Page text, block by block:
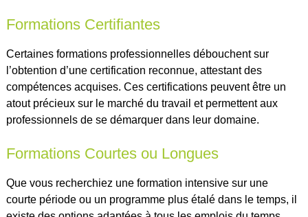
Formations Certifiantes
Certaines formations professionnelles débouchent sur
l’obtention d’une certification reconnue, attestant des
compétences acquises. Ces certifications peuvent être un
atout précieux sur le marché du travail et permettent aux
professionnels de se démarquer dans leur domaine.
Formations Courtes ou Longues
Que vous recherchiez une formation intensive sur une
courte période ou un programme plus étalé dans le temps, il